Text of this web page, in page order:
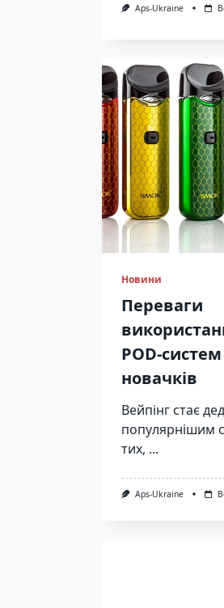
Aps-Ukraine
Новини
Переваги
POD-
новачків
Вейпінг стає
популярнішим
тих, ...
Aps-Ukraine